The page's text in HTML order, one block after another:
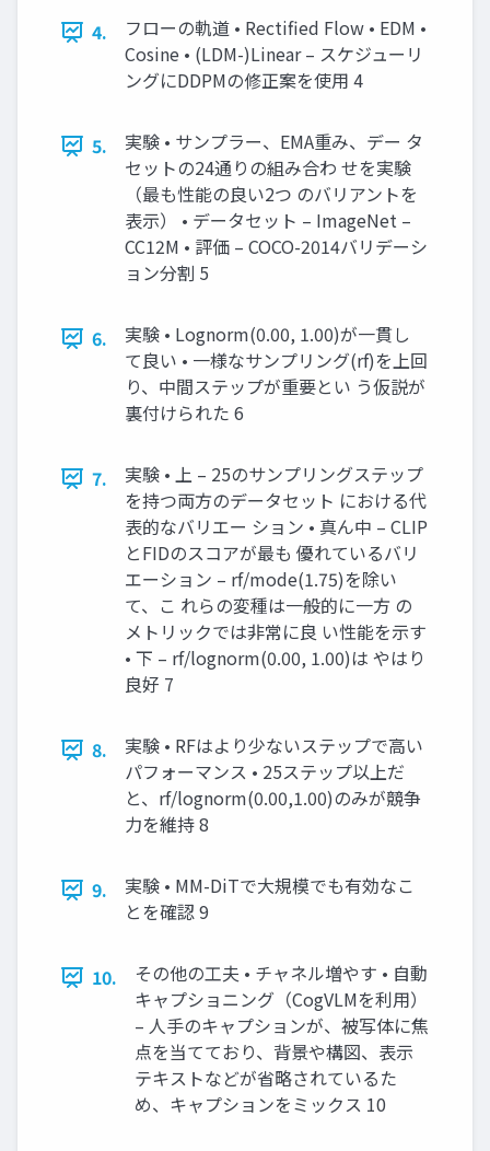
4.
フローの軌道 • Rectified Flow • EDM •
Cosine • (LDM-)Linear – スケジューリ
ングにDDPMの修正案を使用 4
5.
実験 • サンプラー、EMA重み、デー タ
セットの24通りの組み合わ せを実験
（最も性能の良い2つ のバリアントを
表示） • データセット – ImageNet –
CC12M • 評価 – COCO-2014バリデーシ
ョン分割 5
6.
実験 • Lognorm(0.00, 1.00)が一貫し
て良い • 一様なサンプリング(rf)を上回
り、中間ステップが重要とい う仮説が
裏付けられた 6
7.
実験 • 上 – 25のサンプリングステップ
を持つ両方のデータセット における代
表的なバリエー ション • 真ん中 – CLIP
とFIDのスコアが最も 優れているバリ
エーション – rf/mode(1.75)を除い
て、こ れらの変種は一般的に一方 の
メトリックでは非常に良 い性能を示す
• 下 – rf/lognorm(0.00, 1.00)は やはり
良好 7
8.
実験 • RFはより少ないステップで高い
パフォーマンス • 25ステップ以上だ
と、rf/lognorm(0.00,1.00)のみが競争
力を維持 8
9.
実験 • MM-DiTで大規模でも有効なこ
とを確認 9
10.
その他の工夫 • チャネル増やす • 自動
キャプショニング（CogVLMを利用）
– 人手のキャプションが、被写体に焦
点を当てており、背景や構図、表示
テキストなどが省略されているた
め、キャプションをミックス 10